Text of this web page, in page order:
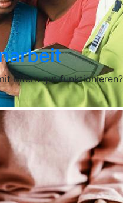
Eltern gut funktionieren?